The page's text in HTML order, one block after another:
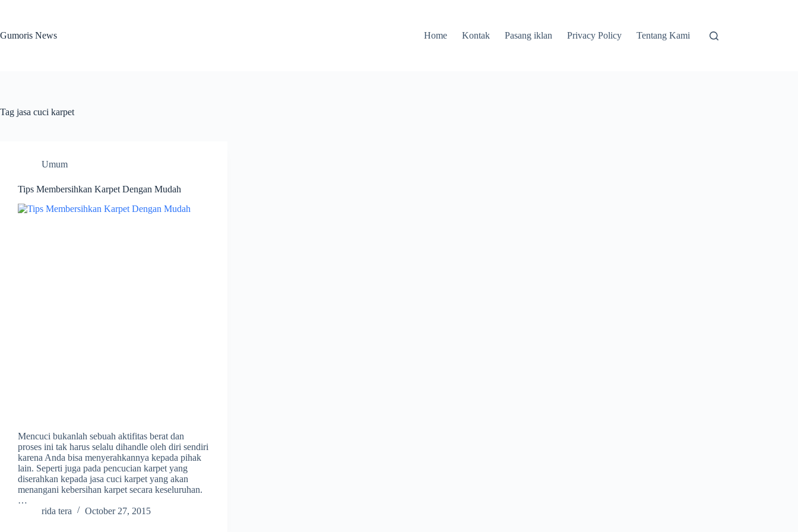
Gumoris News
Home Kontak Pasang iklan Privacy Policy Tentang Kami
Tag jasa cuci karpet
Umum
Tips Membersihkan Karpet Dengan Mudah
Mencuci bukanlah sebuah aktifitas berat dan
proses ini tak harus selalu dihandle oleh diri sendiri
karena Anda bisa menyerahkannya kepada pihak
lain. Seperti juga pada pencucian karpet yang
diserahkan kepada jasa cuci karpet yang akan
menangani kebersihan karpet secara keseluruhan.
…
rida tera
October 27, 2015